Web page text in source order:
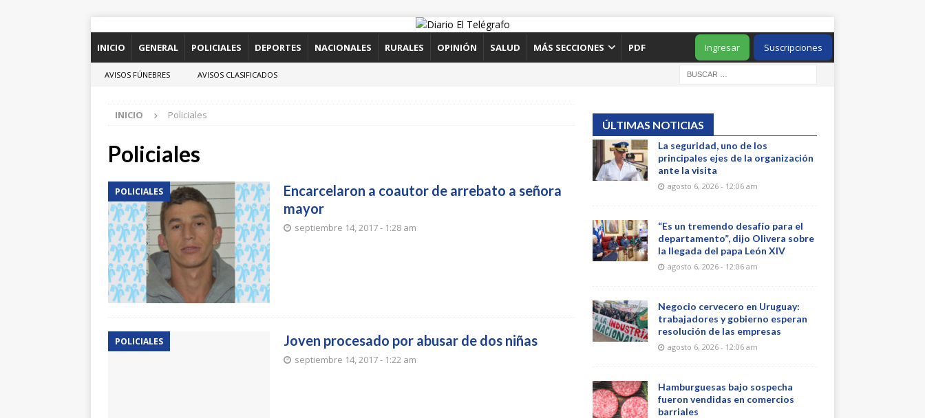
INICIO GENERAL POLICIALES DEPORTES NACIONALES RURALES OPINIÓN SALUD MÁS SECCIONES PDF Suscripciones
Ingresar
AVISOS FÚNEBRES AVISOS CLASIFICADOS
INICIO Policiales
Policiales
POLICIALES
Encarcelaron a coautor de arrebato a señora
mayor
septiembre 14, 2017 - 1:28 am
POLICIALES Joven procesado por abusar de dos niñas
septiembre 14, 2017 - 1:22 am
ÚLTIMAS NOTICIAS
La seguridad, uno de los
principales ejes de la organización
ante la visita
agosto 6, 2026 - 12:06 am
“Es un tremendo desafío para el
departamento”, dijo Olivera sobre
la llegada del papa León XIV
agosto 6, 2026 - 12:06 am
Negocio cervecero en Uruguay:
trabajadores y gobierno esperan
resolución de las empresas
agosto 6, 2026 - 12:06 am
Hamburguesas bajo sospecha
fueron vendidas en comercios
barriales